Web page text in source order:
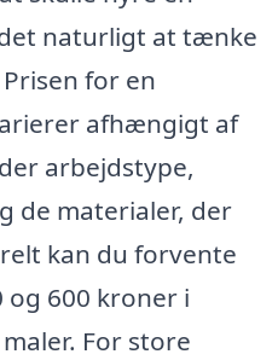
naturligt at tænke
for en
afhængigt af
arbejdstype,
de materialer, der
kan du forvente
og 600 kroner i
For store